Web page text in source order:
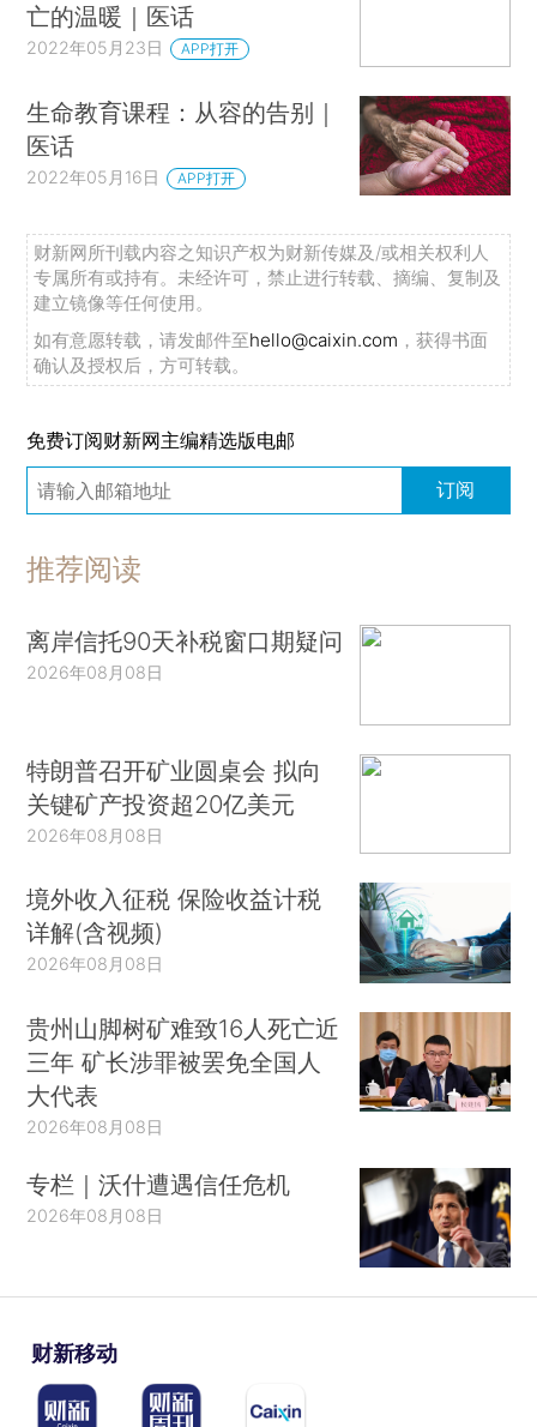
亡的温暖｜医话
2022年05月23日 APP打开
生命教育课程：从容的告别｜
医话
2022年05月16日 APP打开
财新网所刊载内容之知识产权为财新传媒及/或相关权利人
专属所有或持有。未经许可，禁止进行转载、摘编、复制及
建立镜像等任何使用。
如有意愿转载，请发邮件至hello@caixin.com ，获得书面
确认及授权后，方可转载。
免费订阅财新网主编精选版电邮
订阅
推荐阅读
离岸信托90天补税窗口期疑问
2026年08月08日
特朗普召开矿业圆桌会 拟向
关键矿产投资超20亿美元
2026年08月08日
境外收入征税 保险收益计税
详解(含视频)
2026年08月08日
贵州山脚树矿难致16人死亡近
三年 矿长涉罪被罢免全国人
大代表
2026年08月08日
专栏｜沃什遭遇信任危机
2026年08月08日
财新移动